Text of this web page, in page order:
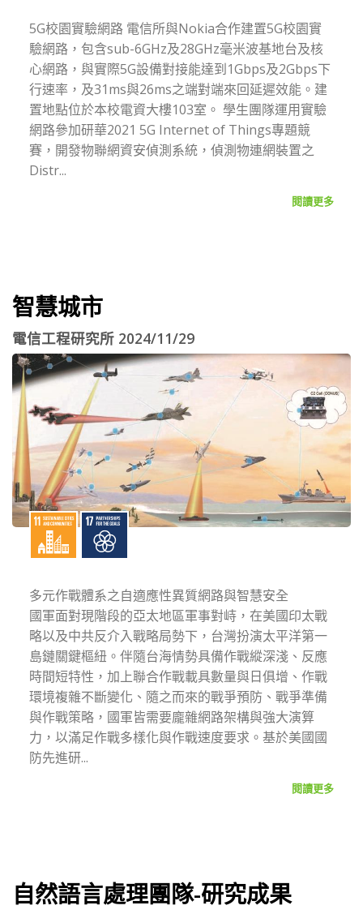
5G校園實驗網路 電信所與Nokia合作建置5G校園實
驗網路，包含sub-6GHz及28GHz毫米波基地台及核
心網路，與實際5G設備對接能達到1Gbps及2Gbps下
行速率，及31ms與26ms之端對端來回延遲效能。建
置地點位於本校電資大樓103室。 學生團隊運用實驗
網路參加研華2021 5G Internet of Things專題競
賽，開發物聯網資安偵測系統，偵測物連網裝置之
Distr...
閱讀更多
智慧城市
電信工程研究所 2024/11/29
多元作戰體系之自適應性異質網路與智慧安全
國軍面對現階段的亞太地區軍事對峙，在美國印太戰
略以及中共反介入戰略局勢下，台灣扮演太平洋第一
島鏈關鍵樞紐。伴隨台海情勢具備作戰縱深淺、反應
時間短特性，加上聯合作戰載具數量與日俱增、作戰
環境複雜不斷變化、隨之而來的戰爭預防、戰爭準備
與作戰策略，國軍皆需要龐雜網路架構與強大演算
力，以滿足作戰多樣化與作戰速度要求。基於美國國
防先進研...
閱讀更多
自然語言處理團隊-研究成果